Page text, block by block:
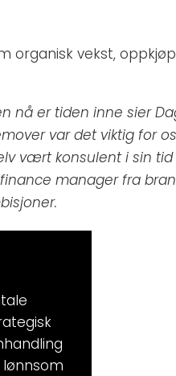
organisk vekst,
nå er tiden inne sier
var det viktig for
vært konsulent i sin
manager fra